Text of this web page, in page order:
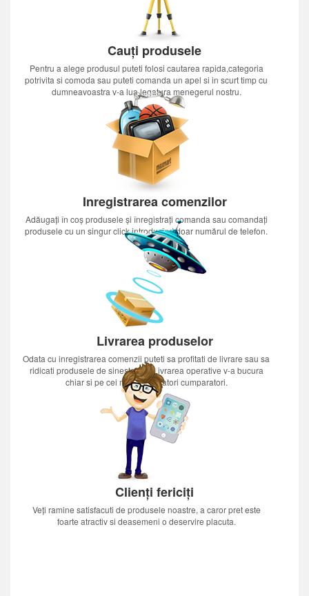
Cauți produsele
Pentru a alege produsul puteti folosi cautarea rapida,categoria
potrivita si comoda sau puteti comanda un apel si in scurt timp cu
dumneavoastra v-a lua legatura menegerul nostru.
Inregistrarea comenzilor
Adăugați în coș produsele și înregistrați comanda sau comandați
produsele cu un singur click introducînd doar numărul de telefon.
Livrarea produselor
Odata cu inregistrarea comenzii puteti sa profitati de livrare sau sa
ridicati produsele de sinestatator.Livrarea operative v-a bucura
chiar si pe cei mai nerabdatori cumparatori.
Clienți fericiți
Veți ramine satisfacuti de produsele noastre, a caror pret este
foarte atractiv si deasemeni o deservire placuta.